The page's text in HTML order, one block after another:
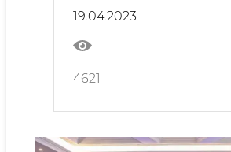
19.04.2023
4621